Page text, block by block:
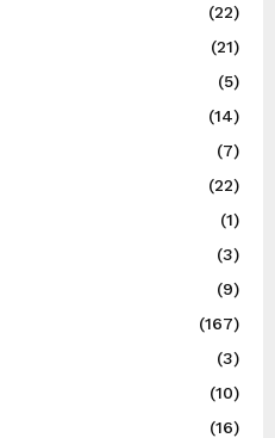
(22)
(21)
(5)
(14)
(7)
(22)
(1)
(3)
(9)
(167)
(3)
(10)
(16)